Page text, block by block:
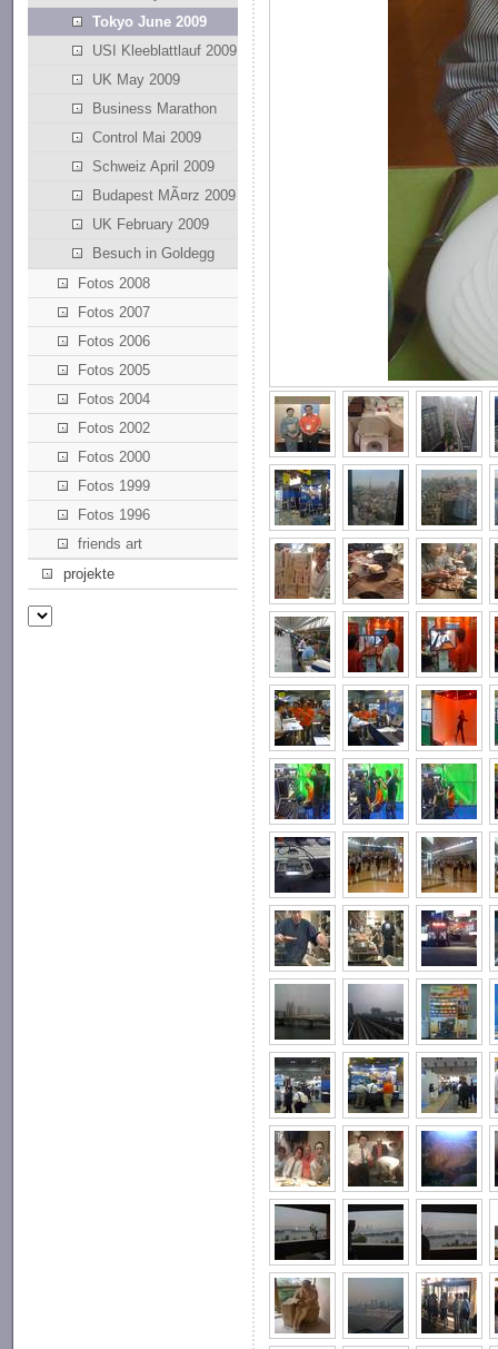
Tokyo June 2009
USI Kleeblattlauf 2009
UK May 2009
Business Marathon
Control Mai 2009
Schweiz April 2009
Budapest MÃ¤rz 2009
UK February 2009
Besuch in Goldegg
Fotos 2008
Fotos 2007
Fotos 2006
Fotos 2005
Fotos 2004
Fotos 2002
Fotos 2000
Fotos 1999
Fotos 1996
friends art
projekte